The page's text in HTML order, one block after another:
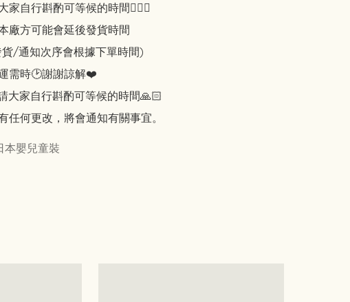
家自行斟酌可等候的時間🙇🏻‍♀️
廠方可能會延後發貨時間
貨/通知次序會根據下單時間)
需時🕑謝謝諒解❤️
大家自行斟酌可等候的時間🙏🏻
任何更改，將會通知有關事宜。
本嬰兒童裝